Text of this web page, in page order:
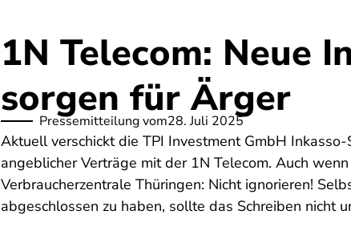
1N Telecom: Neue
sorgen für Ärger
Pressemitteilung vom28. Juli 2025
Aktuell verschickt die TPI Investment GmbH
angeblicher Verträge mit der 1N Telecom. Auch
Verbraucherzentrale Thüringen: Nicht ignorieren!
abgeschlossen zu haben, sollte das Schreiben nicht